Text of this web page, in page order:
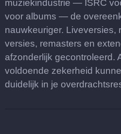
muziekindustrie — ISRC
voor albums — de
nauwkeuriger. Liveversies,
versies, remasters en
afzonderlijk gecontroleerd.
voldoende zekerheid
duidelijk in je